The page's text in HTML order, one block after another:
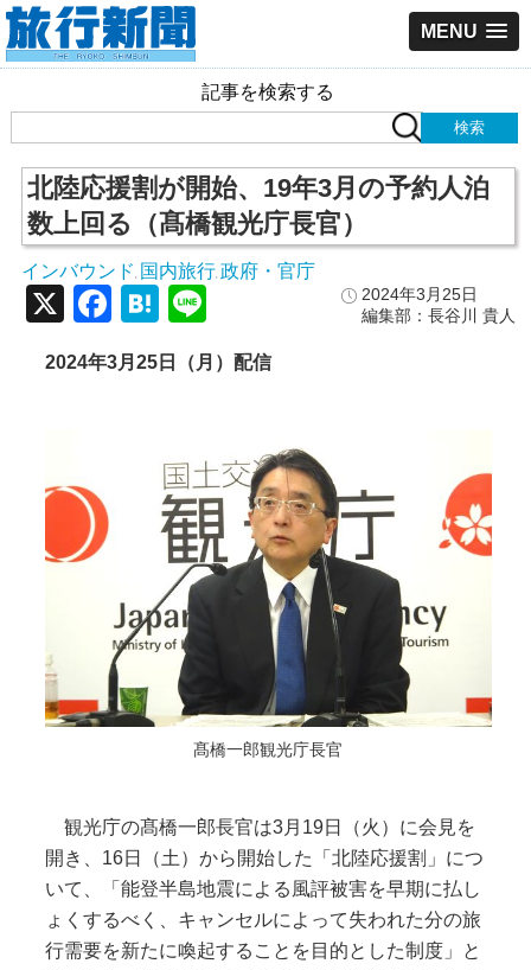
MENU
記事を検索する
北陸応援割が開始、19年3月の予約人泊
数上回る（髙橋観光庁長官）
インバウンド 国内旅行 政府・官庁
2024年3月25日
編集部：長谷川 貴人
X Facebook
Hatena
2024年3月25日（月）配信
髙橋一郎観光庁長官
観光庁の髙橋一郎長官は3月19日（火）に会見を
開き、16日（土）から開始した「北陸応援割」につ
いて、「能登半島地震による風評被害を早期に払し
ょくするべく、キャンセルによって失われた分の旅
行需要を新たに喚起することを目的とした制度」と